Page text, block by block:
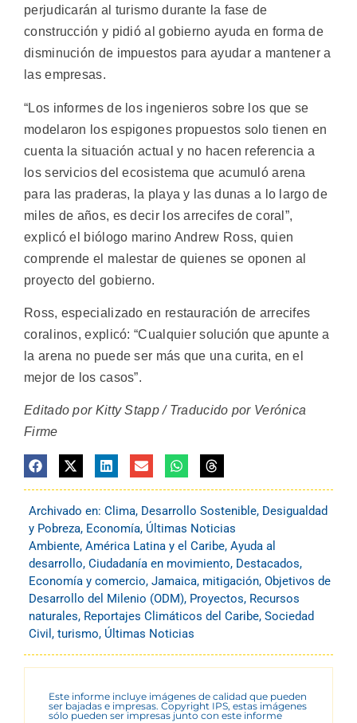
perjudicarán al turismo durante la fase de
construcción y pidió al gobierno ayuda en forma de
disminución de impuestos para ayudar a mantener a
las empresas.
“Los informes de los ingenieros sobre los que se
modelaron los espigones propuestos solo tienen en
cuenta la situación actual y no hacen referencia a
los servicios del ecosistema que acumuló arena
para las praderas, la playa y las dunas a lo largo de
miles de años, es decir los arrecifes de coral”,
explicó el biólogo marino Andrew Ross, quien
comprende el malestar de quienes se oponen al
proyecto del gobierno.
Ross, especializado en restauración de arrecifes
coralinos, explicó: “Cualquier solución que apunte a
la arena no puede ser más que una curita, en el
mejor de los casos”.
Editado por Kitty Stapp / Traducido por Verónica
Firme
Archivado en: Clima, Desarrollo Sostenible, Desigualdad
y Pobreza, Economía, Últimas Noticias
Ambiente, América Latina y el Caribe, Ayuda al
desarrollo, Ciudadanía en movimiento, Destacados,
Economía y comercio, Jamaica, mitigación, Objetivos de
Desarrollo del Milenio (ODM), Proyectos, Recursos
naturales, Reportajes Climáticos del Caribe, Sociedad
Civil , turismo, Últimas Noticias
Este informe incluye imágenes de calidad que pueden
ser bajadas e impresas. Copyright IPS, estas imágenes
sólo pueden ser impresas junto con este informe